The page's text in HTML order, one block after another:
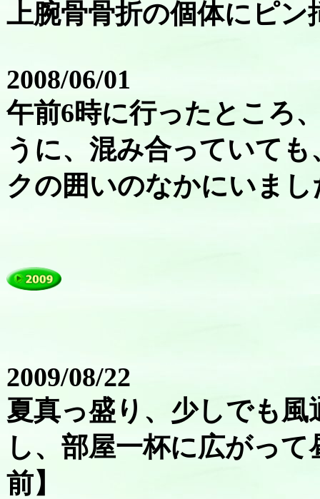
上腕骨骨折の個体にピ
2008/06/01
午前6時に行ったところ
うに、混み合っていて
クの囲いのなかにいま
2009/08/22
夏真っ盛り、少しでも
し、部屋一杯に広がっ
前】